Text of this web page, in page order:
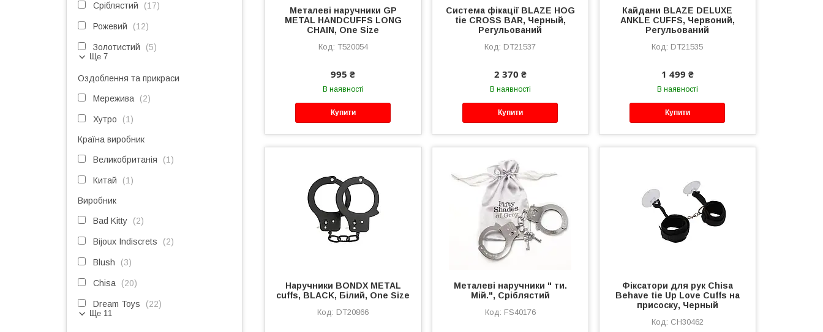
Металеві наручники GP
METAL HANDCUFFS LONG
CHAIN, One Size
T520054
995 ₴
В наявності
Купити
Система фікації BLAZE HOG
tie CROSS BAR, Черный,
Регульований
DT21537
2 370 ₴
В наявності
Купити
Кайдани BLAZE DELUXE
ANKLE CUFFS, Червоний,
Регульований
DT21535
1 499 ₴
В наявності
Купити
Наручники BONDX METAL
cuffs, BLACK, Білий, One Size
DT20866
Металеві наручники " ти.
Мій.", Сріблястий
FS40176
Фіксатори для рук Chisa
Behave tie Up Love Cuffs на
присоску, Черный
CH30462
Сріблястий 17
Рожевий 12
Золотистий 5
Ще 7
Оздоблення та прикраси
Мережива 2
Хутро 1
Країна виробник
Великобританія 1
Китай 1
Виробник
Bad Kitty 2
Bijoux Indiscrets 2
Blush 3
Chisa 20
Dream Toys 22
Ще 11